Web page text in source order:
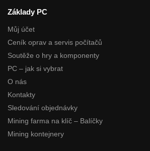
Základy PC
Můj účet
Ceník oprav a servis počítačů
Soutěže o hry a komponenty
PC – jak si vybrat
O nás
Kontakty
Sledování objednávky
Mining farma na klíč – Balíčky
Mining kontejnery